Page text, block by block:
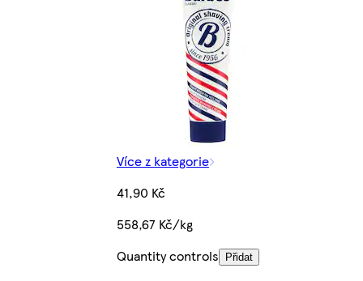
Více z kategorie
41,90 Kč
558,67 Kč/kg
Quantity controls
Přidat